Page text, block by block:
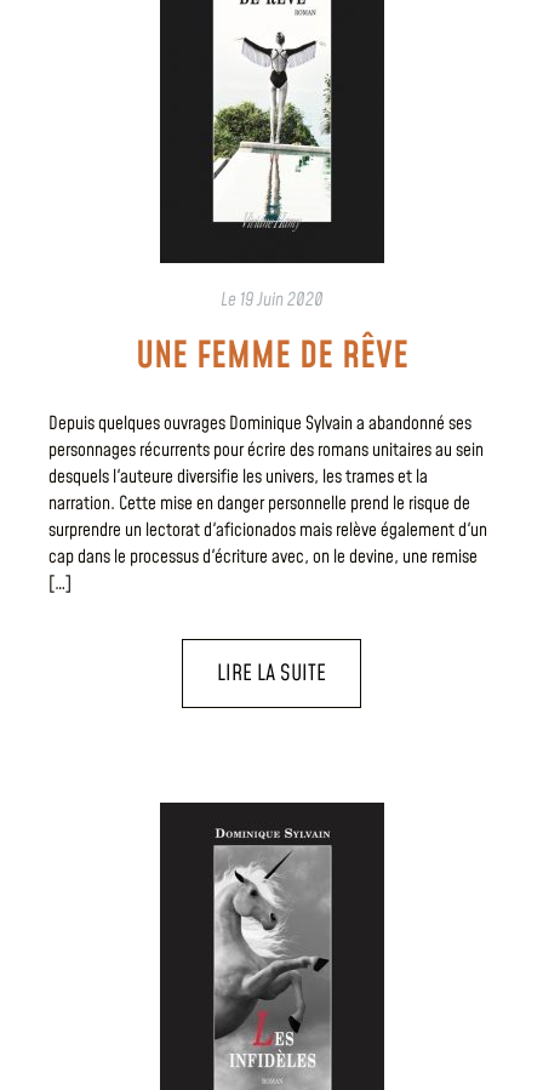
Le 19 Juin 2020
UNE FEMME DE RÊVE
Depuis quelques ouvrages Dominique Sylvain a abandonné ses
personnages récurrents pour écrire des romans unitaires au sein
desquels l'auteure diversifie les univers, les trames et la
narration. Cette mise en danger personnelle prend le risque de
surprendre un lectorat d'aficionados mais relève également d'un
cap dans le processus d'écriture avec, on le devine, une remise
[…]
LIRE LA SUITE